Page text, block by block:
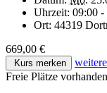
Uhrzeit: 09:00
Ort: 44319
669,00 €
Kurs merken
Freie Plätze vorhanden